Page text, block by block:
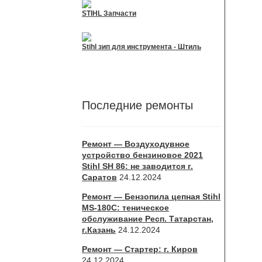
STIHL Запчасти
Stihl зип для инструмента - Штиль
Последние ремонты
Ремонт — Воздуходувное
устройство бензиновое 2021
Stihl SH 86: не заводится г.
Саратов 24.12.2024
Ремонт — Бензопила цепная Stihl
MS-180С: теническое
обслуживание Респ. Татарстан,
г.Казань 24.12.2024
Ремонт — Стартер: г. Киров
24.12.2024